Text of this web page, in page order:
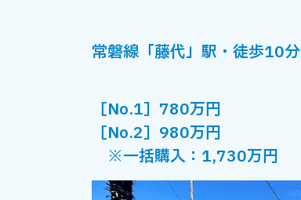
常磐線「藤代」駅・徒歩10分
［No.1］780万円
［No.2］980万円
※一括購入：1,730万円